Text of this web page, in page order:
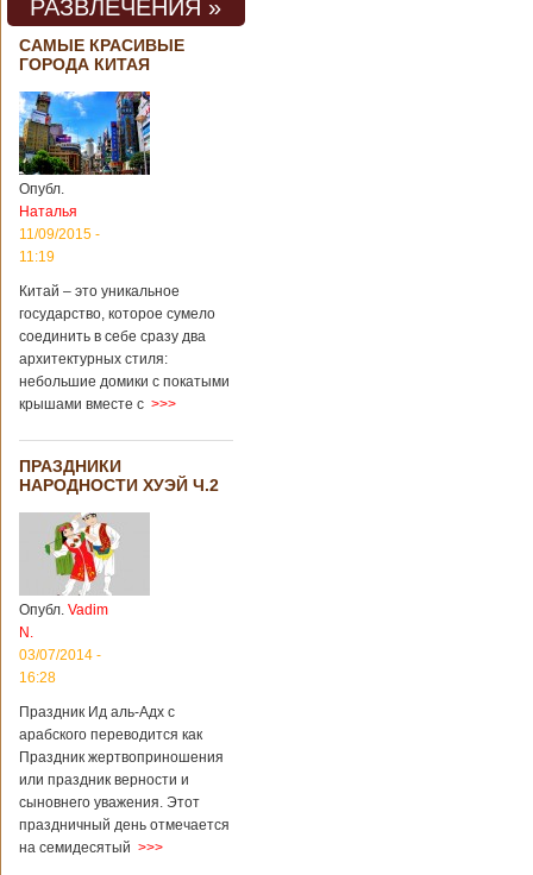
РАЗВЛЕЧЕНИЯ »
САМЫЕ КРАСИВЫЕ
ГОРОДА КИТАЯ
Опубл.
Наталья
11/09/2015 -
11:19
Китай – это уникальное
государство, которое сумело
соединить в себе сразу два
архитектурных стиля:
небольшие домики с покатыми
крышами вместе с >>>
ПРАЗДНИКИ
НАРОДНОСТИ ХУЭЙ Ч.2
Опубл. Vadim
N.
03/07/2014 -
16:28
Праздник Ид аль-Адх с
арабского переводится как
Праздник жертвоприношения
или праздник верности и
сыновнего уважения. Этот
праздничный день отмечается
на семидесятый >>>